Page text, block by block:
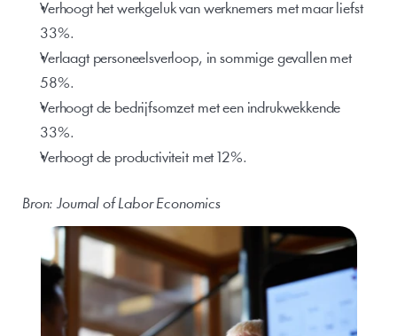
Verhoogt het werkgeluk van werknemers met maar liefst
33%.
Verlaagt personeelsverloop, in sommige gevallen met
58%.
Verhoogt de bedrijfsomzet met een indrukwekkende
33%.
Verhoogt de productiviteit met 12%.
Bron: Journal of Labor Economics